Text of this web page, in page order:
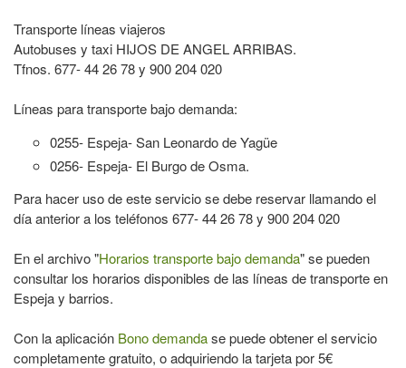
Transporte líneas viajeros
Autobuses y taxi HIJOS DE ANGEL ARRIBAS.
Tfnos. 677- 44 26 78 y 900 204 020
Líneas para transporte bajo demanda:
0255- Espeja- San Leonardo de Yagüe
0256- Espeja- El Burgo de Osma.
Para hacer uso de este servicio se debe reservar llamando el
día anterior a los teléfonos 677- 44 26 78 y 900 204 020
En el archivo "Horarios transporte bajo demanda" se pueden
consultar los horarios disponibles de las líneas de transporte en
Espeja y barrios.
Con la aplicación Bono demandase puede obtener el servicio
completamente gratuito, o adquiriendo la tarjeta por 5€